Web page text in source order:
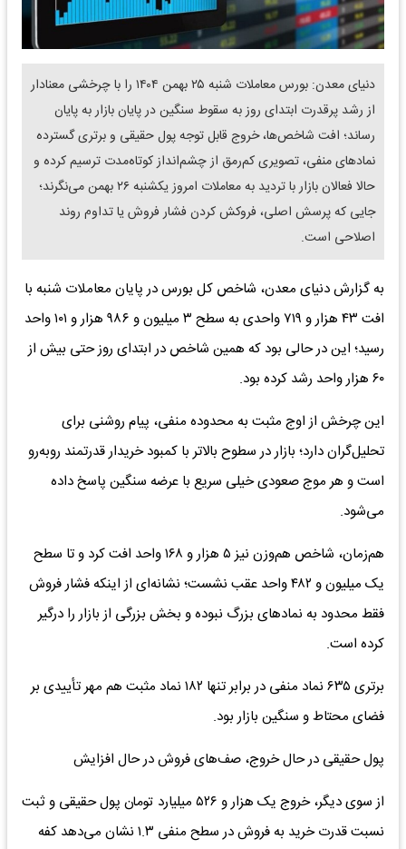
دنیای معدن: بورس معاملات شنبه ۲۵ بهمن ۱۴۰۴ را با چرخشی معنادار
از رشد پرقدرت ابتدای روز به سقوط سنگین در پایان بازار به پایان
رساند؛ افت شاخص‌ها، خروج قابل توجه پول حقیقی و برتری گسترده
نمادهای منفی، تصویری کم‌رمق از چشم‌انداز کوتاه‌مدت ترسیم کرده و
حالا فعالان بازار با تردید به معاملات امروز یکشنبه ۲۶ بهمن می‌نگرند؛
جایی که پرسش اصلی، فروکش کردن فشار فروش یا تداوم روند
اصلاحی است.
به گزارش دنیای معدن، شاخص کل بورس در پایان معاملات شنبه با
افت ۴۳ هزار و ۷۱۹ واحدی به سطح ۳ میلیون و ۹۸۶ هزار و ۱۰۱ واحد
رسید؛ این در حالی بود که همین شاخص در ابتدای روز حتی بیش از
۶۰ هزار واحد رشد کرده بود.
این چرخش از اوج مثبت به محدوده منفی، پیام روشنی برای
تحلیل‌گران دارد؛ بازار در سطوح بالاتر با کمبود خریدار قدرتمند روبه‌رو
است و هر موج صعودی خیلی سریع با عرضه سنگین پاسخ داده
می‌شود.
هم‌زمان، شاخص هم‌وزن نیز ۵ هزار و ۱۶۸ واحد افت کرد و تا سطح
یک میلیون و ۴۸۲ واحد عقب نشست؛ نشانه‌ای از اینکه فشار فروش
فقط محدود به نمادهای بزرگ نبوده و بخش بزرگی از بازار را درگیر
کرده است.
برتری ۶۳۵ نماد منفی در برابر تنها ۱۸۲ نماد مثبت هم مهر تأییدی بر
فضای محتاط و سنگین بازار بود.
پول حقیقی در حال خروج، صف‌های فروش در حال افزایش
از سوی دیگر، خروج یک هزار و ۵۲۶ میلیارد تومان پول حقیقی و ثبت
نسبت قدرت خرید به فروش در سطح منفی ۱.۳ نشان می‌دهد کفه